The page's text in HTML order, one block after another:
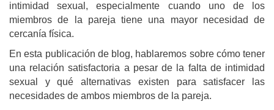
intimidad sexual, especialmente cuando uno de los
miembros de la pareja tiene una mayor necesidad de
cercanía física.
En esta publicación de blog, hablaremos sobre cómo tener
una relación satisfactoria a pesar de la falta de intimidad
sexual y qué alternativas existen para satisfacer las
necesidades de ambos miembros de la pareja.